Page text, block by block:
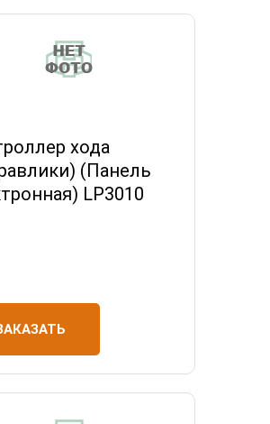
хода
(Панель
LP3010